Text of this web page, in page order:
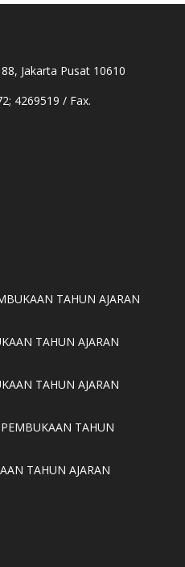
Jakarta Pusat 10610
4269519 / Fax.
TAHUN AJARAN
TAHUN AJARAN
TAHUN AJARAN
TAHUN
TAHUN AJARAN